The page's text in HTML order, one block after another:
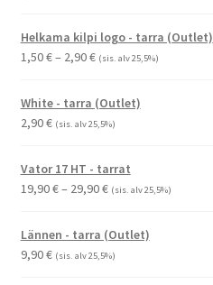
Helkama kilpi logo - tarra (Outlet)
1,50€– 2,90€Hintaluokka:
-
2,90 €
(sis. alv 25,5%)
White - tarra (Outlet)
2,90€ (sis. alv 25,5%)
Vator 17 HT - tarrat
19,90€– 29,90€Hintaluokka:
-
29,90 €
(sis. alv 25,5%)
Lännen - tarra (Outlet)
9,90€ (sis. alv 25,5%)